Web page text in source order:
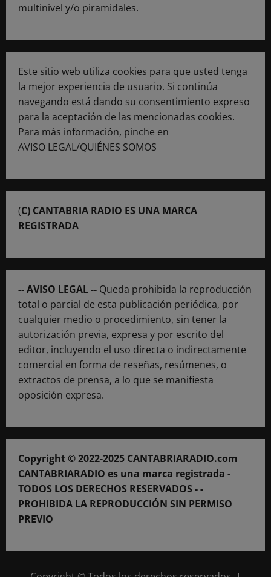
multinivel y/o piramidales.
Este sitio web utiliza cookies para que usted tenga
la mejor experiencia de usuario. Si continúa
navegando está dando su consentimiento expreso
para la aceptación de las mencionadas cookies.
Para más información, pinche en
AVISO LEGAL/QUIÉNES SOMOS
(C) CANTABRIA RADIO ES UNA MARCA
REGISTRADA
-- AVISO LEGAL -- Queda prohibida la reproducción
total o parcial de esta publicación periódica, por
cualquier medio o procedimiento, sin tener la
autorización previa, expresa y por escrito del
editor, incluyendo el uso directa o indirectamente
comercial en forma de reseñas, resúmenes, o
extractos de prensa, a lo que se manifiesta
oposición expresa.
Copyright © 2022-2025 CANTABRIARADIO.com
CANTABRIARADIO es una marca registrada -
TODOS LOS DERECHOS RESERVADOS - -
PROHIBIDA LA REPRODUCCIÓN SIN PERMISO
PREVIO